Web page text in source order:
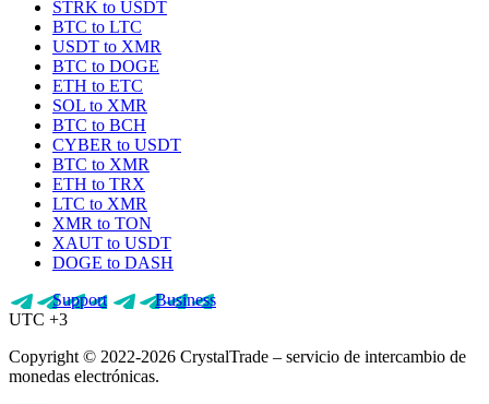
STRK to USDT
BTC to LTC
USDT to XMR
BTC to DOGE
ETH to ETC
SOL to XMR
BTC to BCH
CYBER to USDT
BTC to XMR
ETH to TRX
LTC to XMR
XMR to TON
XAUT to USDT
DOGE to DASH
Support
Business
UTC +3
Copyright © 2022-2026 CrystalTrade – servicio de intercambio de
monedas electrónicas.